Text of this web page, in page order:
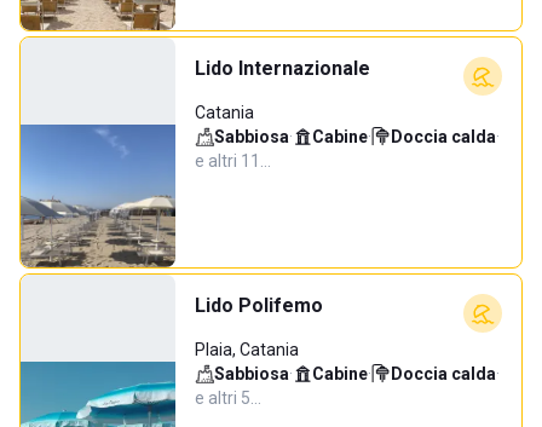
Lido Internazionale
Catania
Sabbiosa· Cabine· Doccia calda·
e altri 11…
Lido Polifemo
Plaia, Catania
Sabbiosa· Cabine· Doccia calda·
e altri 5…